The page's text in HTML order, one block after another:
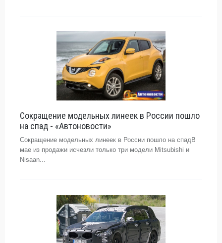
Сокращение модельных линеек в России пошло
на спад - «Автоновости»
Сокращение модельных линеек в России пошло на спадВ
мае из продажи исчезли только три модели Mitsubishi и
Nisaan...